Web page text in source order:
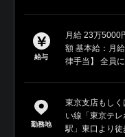
給与
月給 23万5000
額 基本給：月
律手当】 全員
勤務地
東京支店もし
い線「東京テ
駅」東口より